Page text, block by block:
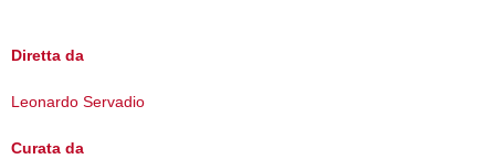
Diretta da
Leonardo Servadio
Curata da